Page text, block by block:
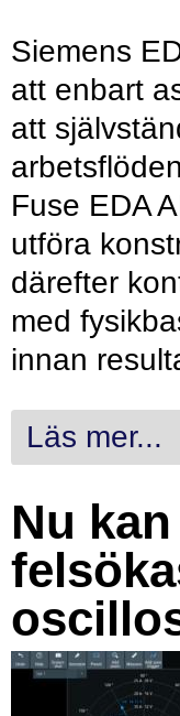
Siemens
att enbart
att
Fuse EDA
utföra
därefter
med
innan
Läs mer...
Nu